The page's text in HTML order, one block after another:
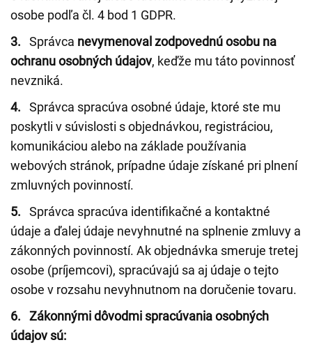
osobe podľa čl. 4 bod 1 GDPR.
3. Správca nevymenoval zodpovednú osobu na
ochranu osobných údajov, keďže mu táto povinnosť
nevzniká.
4. Správca spracúva osobné údaje, ktoré ste mu
poskytli v súvislosti s objednávkou, registráciou,
komunikáciou alebo na základe používania
webových stránok, prípadne údaje získané pri plnení
zmluvných povinností.
5.
Správca spracúva identifikačné a kontaktné
údaje a ďalej údaje nevyhnutné na splnenie zmluvy a
zákonných povinností. Ak objednávka smeruje tretej
osobe (príjemcovi), spracúvajú sa aj údaje o tejto
osobe v rozsahu nevyhnutnom na doručenie tovaru.
6. Zákonnými dôvodmi spracúvania osobných
údajov sú: